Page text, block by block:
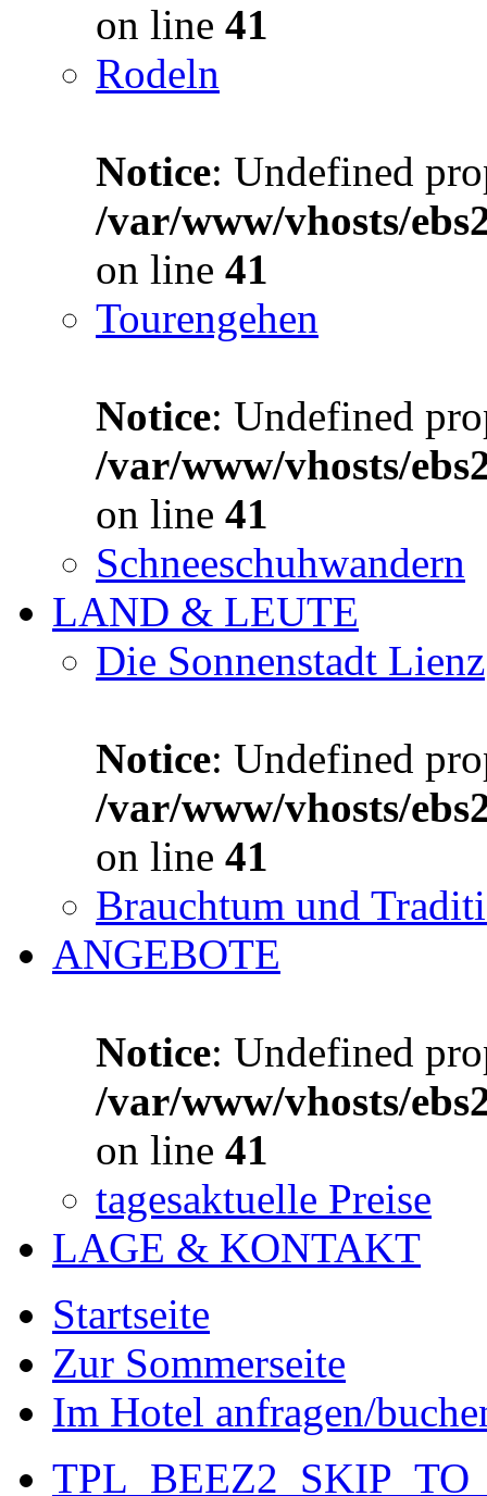
on line 41
Rodeln
Notice: Undefined
/var/www/vhosts/
on line 41
Tourengehen
Notice: Undefined
/var/www/vhosts/
on line 41
Schneeschuhwandern
LAND & LEUTE
Die Sonnenstadt Lienz
Notice: Undefined
/var/www/vhosts/
on line 41
Brauchtum und
ANGEBOTE
Notice: Undefined
/var/www/vhosts/
on line 41
tagesaktuelle Preise
LAGE & KONTAKT
Startseite
Zur Sommerseite
Im Hotel anfragen/